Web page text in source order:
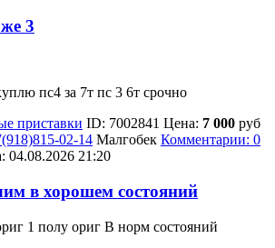
3
пс4 за 7т пс 3 6т срочно
приставки ID: 7002841 Цена: 7 000 руб
02-14 Малгобек Комментарии: 0
04.08.2026 21:20
в хорошем состояний
1 полу ориг В норм состояний